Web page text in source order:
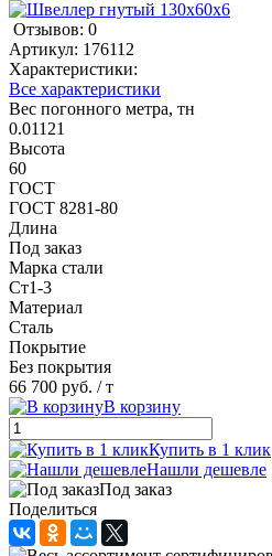
Отзывов: 0
Артикул: 176112
Характеристики:
Все характеристики
Вес погонного метра, тн
0.01121
Высота
60
ГОСТ
ГОСТ 8281-80
Длина
Под заказ
Марка стали
Ст1-3
Материал
Сталь
Покрытие
Без покрытия
66 700 руб. / т
В корзину
Купить в 1 клик
Нашли дешевле
Под заказ
Поделиться